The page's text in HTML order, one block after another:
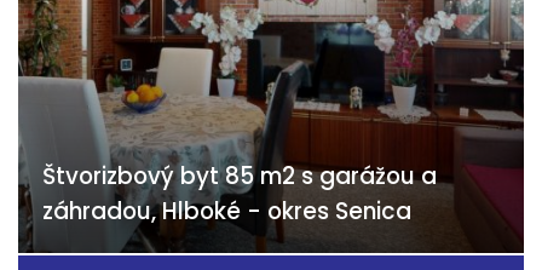
Štvorizbový byt 85 m2 s garážou a
záhradou, Hlboké - okres Senica